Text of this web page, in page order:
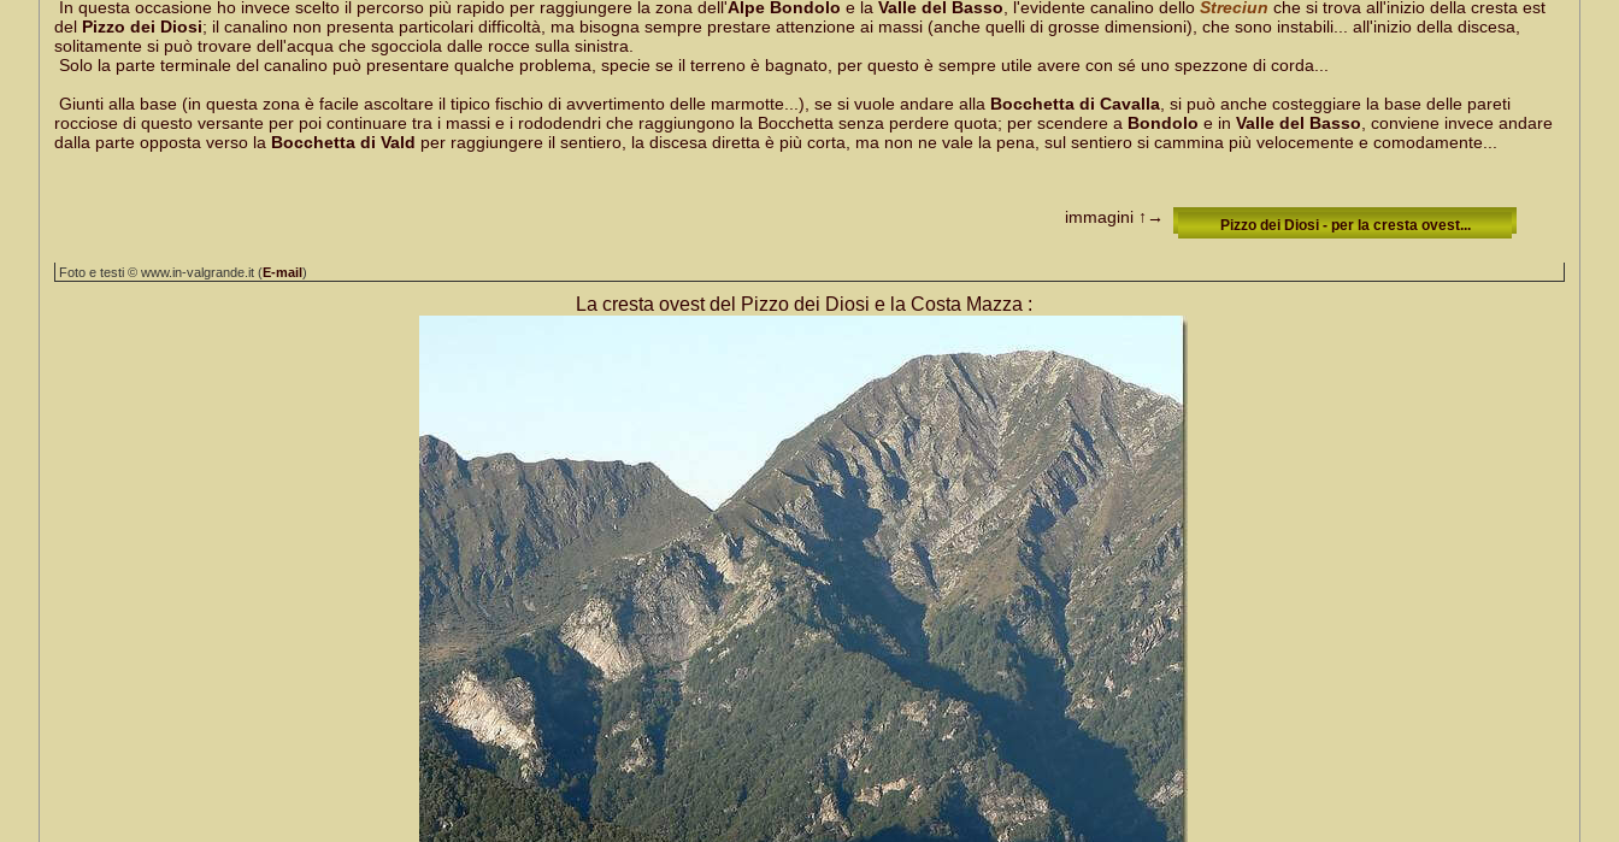
In questa occasione ho invece scelto il percorso più rapido per raggiungere la zona dell'Alpe Bondolo e la Valle del Basso , l'evidente canalino dello Streciun che si trova all'inizio della cresta est
del Pizzo dei Diosi; il canalino non presenta particolari difficoltà, ma bisogna sempre prestare attenzione ai massi (anche quelli di grosse dimensioni), che sono instabili... all'inizio della discesa,
solitamente si può trovare dell'acqua che sgocciola dalle rocce sulla sinistra.
Solo la parte terminale del canalino può presentare qualche problema, specie se il terreno è bagnato, per questo è sempre utile avere con sé uno spezzone di corda...
Giunti alla base (in questa zona è facile ascoltare il tipico fischio di avvertimento delle marmotte...), se si vuole andare alla Bocchetta di Cavalla , si può anche costeggiare la base delle pareti
rocciose di questo versante per poi continuare tra i massi e i rododendri che raggiungono la Bocchetta senza perdere quota; per scendere a Bondolo e in Valle del Basso , conviene invece andare
dalla parte opposta verso la Bocchetta di Vald per raggiungere il sentiero, la discesa diretta è più corta, ma non ne vale la pena, sul sentiero si cammina più velocemente e comodamente...
Pizzo dei Diosi - per la cresta ovest...
immagini ↑→
Foto e testi © www.in-valgrande.it (E-mail)
La cresta ovest del Pizzo dei Diosi e la Costa Mazza :